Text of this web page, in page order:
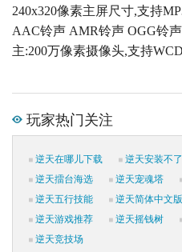
240x320像素主屏尺寸,支持
AAC铃声 AMR铃声 OGG铃
主:200万像素摄像头,支持
玩家热门关注
逆天在哪儿下载 逆天安装不了
逆天擂台海选
逆天宠魂塔
逆天五行技能
逆天简体中文
逆天游戏推荐
逆天摇钱树
逆天竞技场